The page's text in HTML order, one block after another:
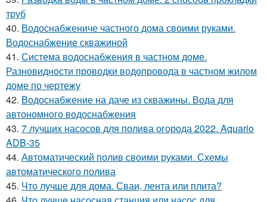
труб
40. Водоснабжениче частного дома своими руками.
Водоснабжение скважиной
41. Система водоснабжения в частном доме.
Разновидности проводки водопровода в частном жилом
доме по чертежу
42. Водоснабжение на даче из скважины. Вода для
автономного водоснабжения
43. 7 лучших насосов для полива огорода 2022. Aquario
ADB-35
44. Автоматический полив своими руками. Схемы
автоматического полива
45. Что лучше для дома. Сваи, лента или плита?